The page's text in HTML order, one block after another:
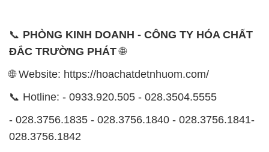
📞 PHÒNG KINH DOANH - CÔNG TY HÓA CHẤT
ĐẮC TRƯỜNG PHÁT🌐
🌐 Website: https://hoachatdetnhuom.com/
📞 Hotline: - 0933.920.505 - 028.3504.5555
- 028.3756.1835 - 028.3756.1840 - 028.3756.1841-
028.3756.1842